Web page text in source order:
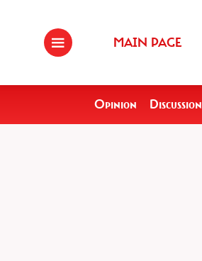
MAIN PAGE
Opinion Discussion